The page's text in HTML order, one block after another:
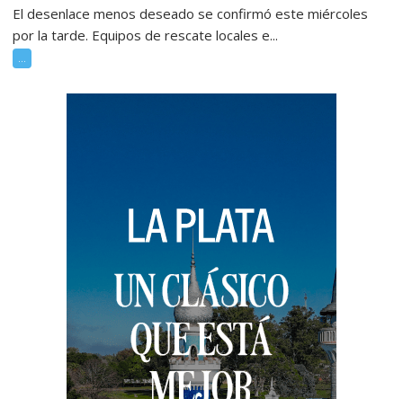
El desenlace menos deseado se confirmó este miércoles
por la tarde. Equipos de rescate locales e...